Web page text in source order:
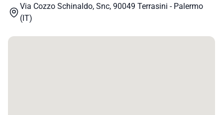
Via Cozzo Schinaldo, Snc, 90049 Terrasini - Palermo
(IT)